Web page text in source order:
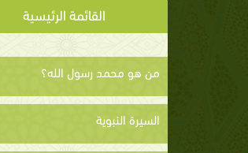
القائمة الرئيسية
من هو محمد رسول الله؟
السيرة النبوية